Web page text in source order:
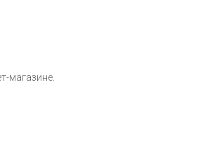
магазине.